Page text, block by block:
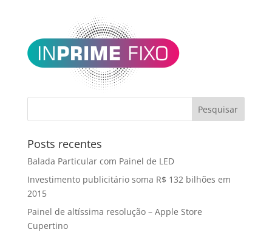
Posts recentes
Balada Particular com Painel de LED
Investimento publicitário soma R$ 132 bilhões em
2015
Painel de altíssima resolução – Apple Store
Cupertino